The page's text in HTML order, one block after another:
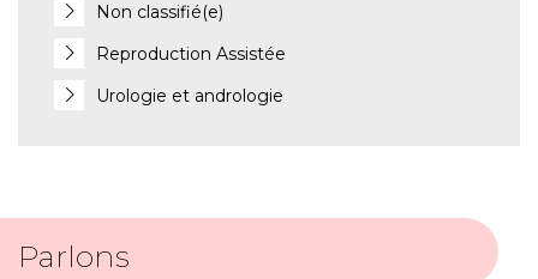
Non classifié(e)
Reproduction Assistée
Urologie et andrologie
Parlons